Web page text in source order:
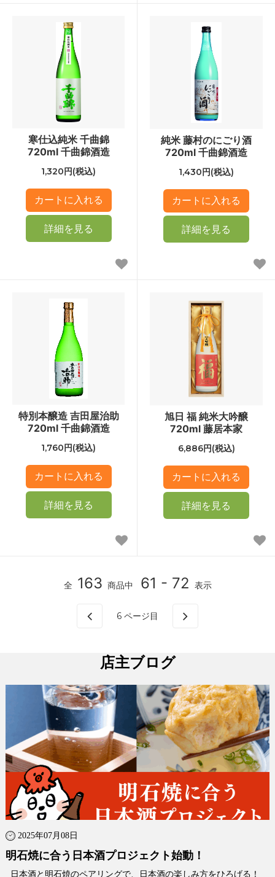
寒仕込純米 千曲錦
720ml 千曲錦酒造
1,320円(税込)
詳細を見る
純米 藤村のにごり酒
720ml 千曲錦酒造
1,430円(税込)
詳細を見る
特別本醸造 吉田屋治助
720ml 千曲錦酒造
1,760円(税込)
詳細を見る
旭日 福 純米大吟醸
720ml 藤居本家
6,886円(税込)
詳細を見る
全 163 商品中 61 - 72 表示
6 ページ目